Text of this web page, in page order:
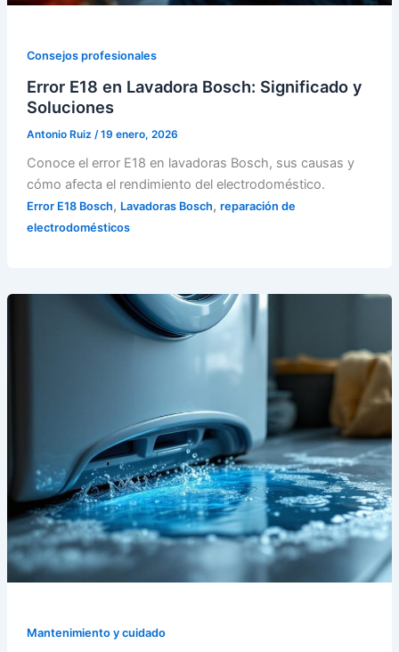
Consejos profesionales
Error E18 en Lavadora Bosch: Significado y
Soluciones
Antonio Ruiz /19 enero, 2026
Conoce el error E18 en lavadoras Bosch, sus causas y
cómo afecta el rendimiento del electrodoméstico.
Error E18 Bosch, Lavadoras Bosch, reparación de
electrodomésticos
Mantenimiento y cuidado